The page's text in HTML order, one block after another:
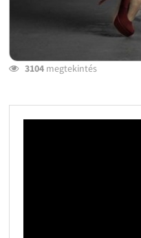
3104megtekintés